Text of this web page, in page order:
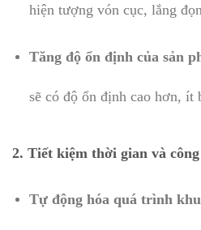
hiện tượng vón cục, lắng
Tăng độ ổn định của sản
sẽ có độ ổn định cao hơn, ít
2. Tiết kiệm thời gian và
Tự động hóa quá trình